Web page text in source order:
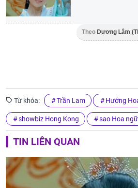
Theo Dương Lâm
Từ khóa: Trần Lam Hướng
showbiz Hong Kong sao Hoa ngữ
TIN LIÊN QUAN